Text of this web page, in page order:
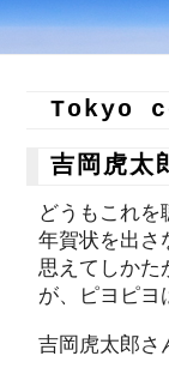
Tokyo
吉岡虎太
どうもこれ
年賀状を出さ
思えてしかた
が、ピヨピヨ
吉岡虎太郎さ